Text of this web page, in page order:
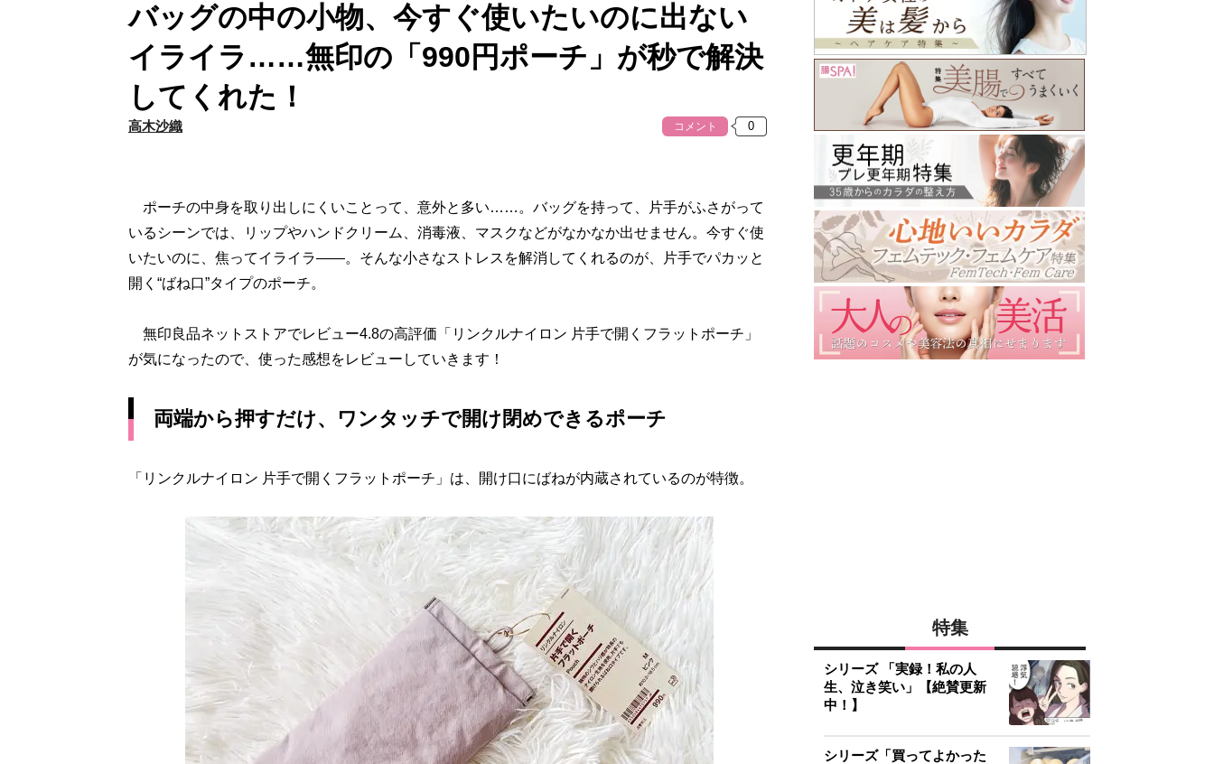
バッグの中の小物、今すぐ使いたいのに出ない
イライラ……無印の「990円ポーチ」が秒で解決
してくれた！
高木沙織 コメント
ポーチの中身を取り出しにくいことって、意外と多い……。バッグを持って、片手がふさがって
いるシーンでは、リップやハンドクリーム、消毒液、マスクなどがなかなか出せません。今すぐ使
いたいのに、焦ってイライラ――。そんな小さなストレスを解消してくれるのが、片手でパカッと
開く“ばね口”タイプのポーチ。
無印良品ネットストアでレビュー4.8の高評価「リンクルナイロン 片手で開くフラットポーチ」
が気になったので、使った感想をレビューしていきます！
両端から押すだけ、ワンタッチで開け閉めできるポーチ
「リンクルナイロン 片手で開くフラットポーチ」は、開け口にばねが内蔵されているのが特徴。
特集
シリーズ 「実録！私の人
生、泣き笑い」【絶賛更新
中！】
シリーズ「買ってよかった